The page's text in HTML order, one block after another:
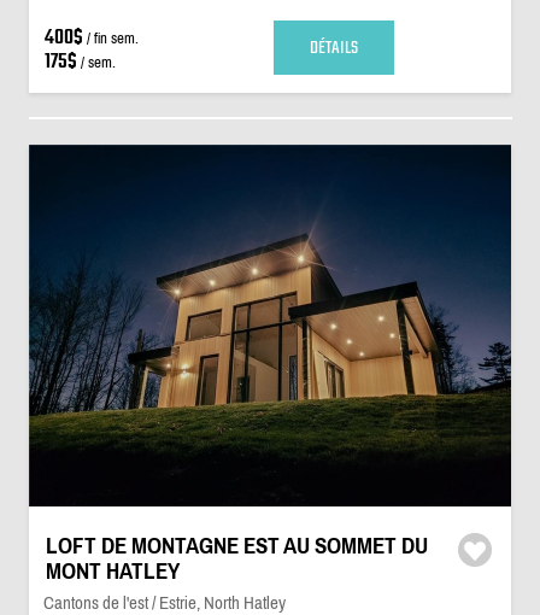
400$ / fin sem.
175$ / sem. DÉTAILS
LOFT DE MONTAGNE EST AU SOMMET DU
MONT HATLEY
Cantons de l'est / Estrie, North Hatley